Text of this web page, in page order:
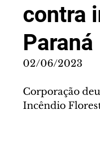
contra
Paraná
02/06/2023
Corporação
Incêndio